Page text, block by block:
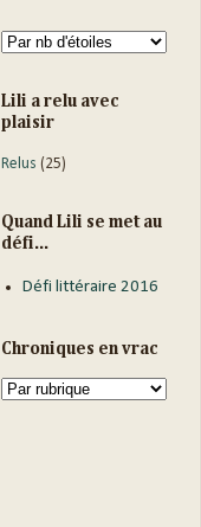
Lili a relu avec
plaisir
Relus (25)
Quand Lili se met au
défi...
Défi littéraire 2016
Chroniques en vrac